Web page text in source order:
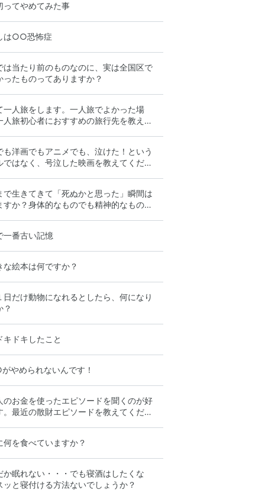
ってやめてみた事
は○○恐怖症
は当たり前のものなのに、実は全国区で
ったものってありますか？
一人旅をします。一人旅でよかった場
人旅初心者におすすめの旅行先を教えて
も洋画でもアニメでも、泣けた！という
ではなく、号泣した映画を教えてくださ
で生きてきて「死ぬかと思った」瞬間は
すか？身体的なものでも精神的なもので
一番古い記憶
な絵本は何ですか？
日だけ動物になれるとしたら、何になり
？
キドキしたこと
やめられないんです！
のお金を使ったエピソードを聞くのが好
。最近の散財エピソードを教えてくださ
何を食べていますか？
か眠れない・・・でも寝酒はしたくな
ッと寝付ける方法ないでしょうか？